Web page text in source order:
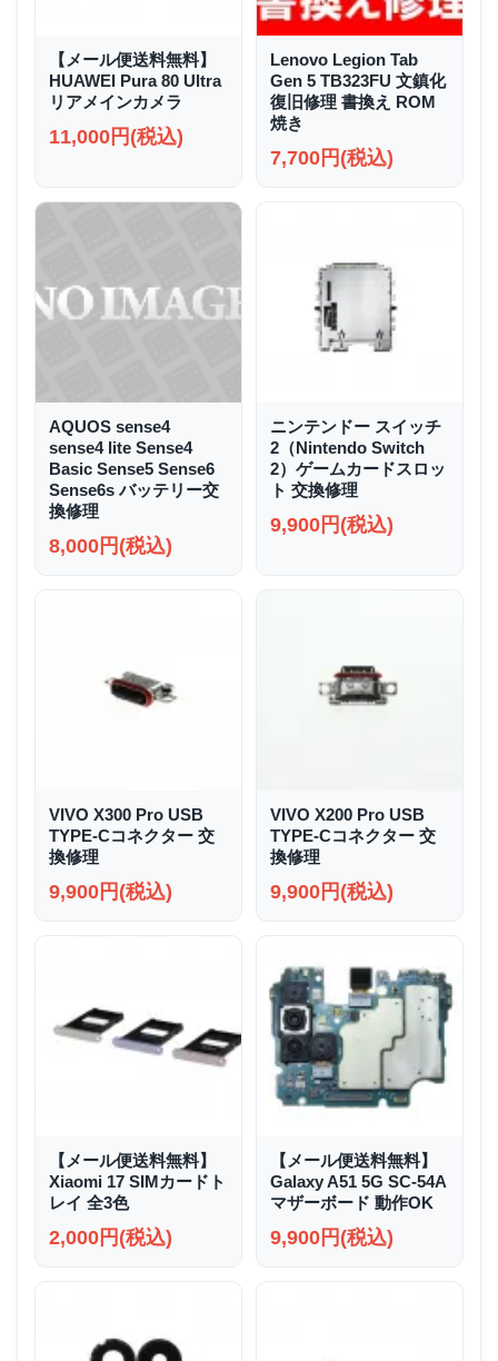
【メール便送料無料】
HUAWEI Pura 80 Ultra
リアメインカメラ
11,000円(税込)
Lenovo Legion Tab
Gen 5 TB323FU 文鎮化
復旧修理 書換え ROM
焼き
7,700円(税込)
AQUOS sense4
sense4 lite Sense4
Basic Sense5 Sense6
Sense6s バッテリー交
換修理
8,000円(税込)
ニンテンドー スイッチ
2（Nintendo Switch
2）ゲームカードスロッ
ト 交換修理
9,900円(税込)
VIVO X300 Pro USB
TYPE-Cコネクター 交
換修理
9,900円(税込)
VIVO X200 Pro USB
TYPE-Cコネクター 交
換修理
9,900円(税込)
【メール便送料無料】
Xiaomi 17 SIMカードト
レイ 全3色
2,000円(税込)
【メール便送料無料】
Galaxy A51 5G SC-54A
マザーボード 動作OK
9,900円(税込)